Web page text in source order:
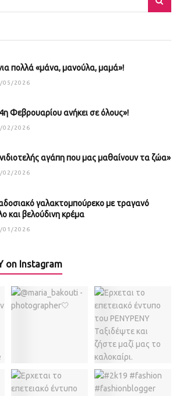
πολλά «μάνα, μανούλα, μαμά»!
05/2026
Φεβρουαρίου ανήκει σε όλους»!
02/2026
αγάπη που μας μαθαίνουν τα ζώα»
02/2026
γαλακτομπούρεκο με τραγανό
και βελούδινη κρέμα
01/2026
on Instagram